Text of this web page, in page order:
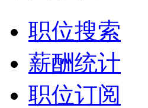
职位搜索
薪酬统计
职位订阅